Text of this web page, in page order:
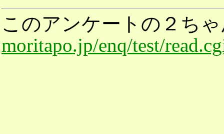
このアンケートの２ち
moritapo.jp/enq/test/